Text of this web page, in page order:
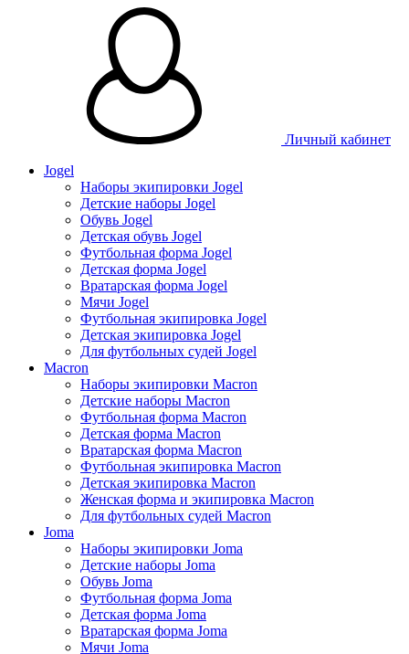
Личный кабинет
Jogel
Наборы экипировки Jogel
Детские наборы Jogel
Обувь Jogel
Детская обувь Jogel
Футбольная форма Jogel
Детская форма Jogel
Вратарская форма Jogel
Мячи Jogel
Футбольная экипировка Jogel
Детская экипировка Jogel
Для футбольных судей Jogel
Macron
Наборы экипировки Macron
Детские наборы Macron
Футбольная форма Macron
Детская форма Macron
Вратарская форма Macron
Футбольная экипировка Macron
Детская экипировка Macron
Женская форма и экипировка Macron
Для футбольных судей Macron
Joma
Наборы экипировки Joma
Детские наборы Joma
Обувь Joma
Футбольная форма Joma
Детская форма Joma
Вратарская форма Joma
Мячи Joma